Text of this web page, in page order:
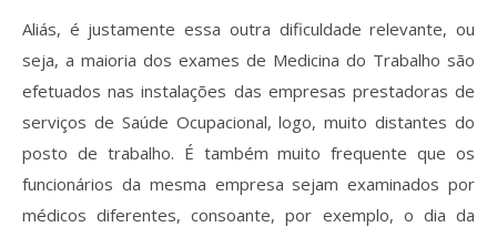
Aliás, é justamente essa outra dificuldade relevante, ou
seja, a maioria dos exames de Medicina do Trabalho são
efetuados nas instalações das empresas prestadoras de
serviços de Saúde Ocupacional, logo, muito distantes do
posto de trabalho. É também muito frequente que os
funcionários da mesma empresa sejam examinados por
médicos diferentes, consoante, por exemplo, o dia da